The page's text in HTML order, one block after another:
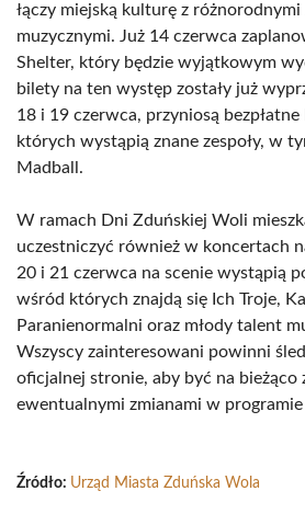
łączy miejską kulturę z różnorodnymi
muzycznymi. Już 14 czerwca
Shelter, który będzie wyjątkowym
bilety na ten występ zostały już
18 i 19 czerwca, przyniosą
których wystąpią znane zespoły, w
Madball.
W ramach Dni Zduńskiej Woli
uczestniczyć również w koncertach
20 i 21 czerwca na scenie wystąpią
wśród których znajdą się Ich Troje,
Paranienormalni oraz młody talent
Wszyscy zainteresowani powinni
oficjalnej stronie, aby być na bieżąco
ewentualnymi zmianami w
Źródło: Urząd Miasta Zduńska Wola